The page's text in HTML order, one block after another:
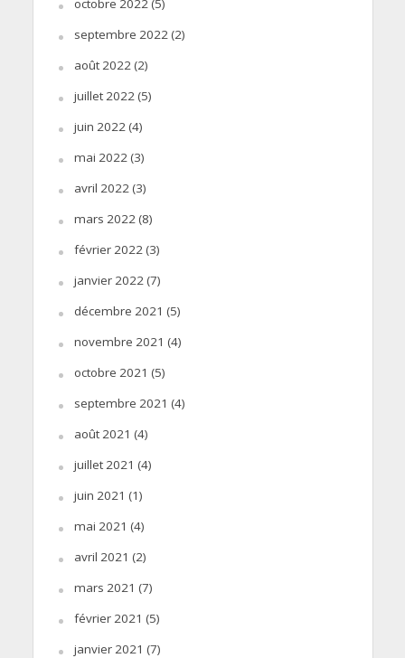
septembre 2022 (2)
août 2022 (2)
juillet 2022 (5)
juin 2022 (4)
mai 2022 (3)
avril 2022 (3)
mars 2022 (8)
février 2022 (3)
janvier 2022 (7)
décembre 2021 (5)
novembre 2021 (4)
octobre 2021 (5)
septembre 2021 (4)
août 2021 (4)
juillet 2021 (4)
juin 2021 (1)
mai 2021 (4)
avril 2021 (2)
mars 2021 (7)
février 2021 (5)
janvier 2021 (7)